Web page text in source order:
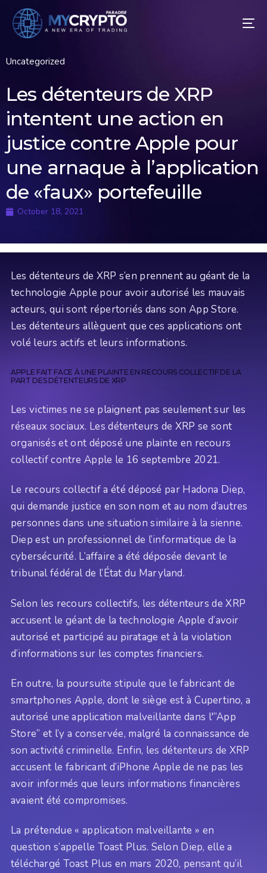
Uncategorized
Les détenteurs de XRP
intentent une action en
justice contre Apple pour
une arnaque à l’application
de «faux» portefeuille
October 18, 2021
Les détenteurs de XRP s’en prennent au géant de la
technologie Apple pour avoir autorisé les mauvais
acteurs, qui sont répertoriés dans son App Store.
Les détenteurs allèguent que ces applications ont
volé leurs actifs et leurs informations.
APPLE FAIT FACE À UNE PLAINTE EN RECOURS COLLECTIF DE LA
PART DES DÉTENTEURS DE XRP
Les victimes ne se plaignent pas seulement sur les
réseaux sociaux. Les détenteurs de XRP se sont
organisés et ont déposé une plainte en recours
collectif contre Apple le 16 septembre 2021.
Le recours collectif a été déposé par Hadona Diep,
qui demande justice en son nom et au nom d’autres
personnes dans une situation similaire à la sienne.
Diep est un professionnel de l’informatique de la
cybersécurité. L’affaire a été déposée devant le
tribunal fédéral de l’État du Maryland.
Selon les recours collectifs, les détenteurs de XRP
accusent le géant de la technologie Apple d’avoir
autorisé et participé au piratage et à la violation
d’informations sur les comptes financiers.
En outre, la poursuite stipule que le fabricant de
smartphones Apple, dont le siège est à Cupertino, a
autorisé une application malveillante dans l'”App
Store” et l’y a conservée, malgré la connaissance de
son activité criminelle. Enfin, les détenteurs de XRP
accusent le fabricant d’iPhone Apple de ne pas les
avoir informés que leurs informations financières
avaient été compromises.
La prétendue « application malveillante » en
question s’appelle Toast Plus. Selon Diep, elle a
téléchargé Toast Plus en mars 2020, pensant qu’il